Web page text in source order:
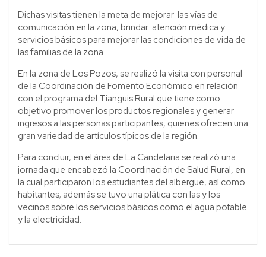
Dichas visitas tienen la meta de mejorar las vías de
comunicación en la zona, brindar atención médica y
servicios básicos para mejorar las condiciones de vida de
las familias de la zona.
En la zona de Los Pozos, se realizó la visita con personal
de la Coordinación de Fomento Económico en relación
con el programa del Tianguis Rural que tiene como
objetivo promover los productos regionales y generar
ingresos a las personas participantes, quienes ofrecen una
gran variedad de artículos típicos de la región.
Para concluir, en el área de La Candelaria se realizó una
jornada que encabezó la Coordinación de Salud Rural, en
la cual participaron los estudiantes del albergue, así como
habitantes; además se tuvo una plática con las y los
vecinos sobre los servicios básicos como el agua potable
y la electricidad.